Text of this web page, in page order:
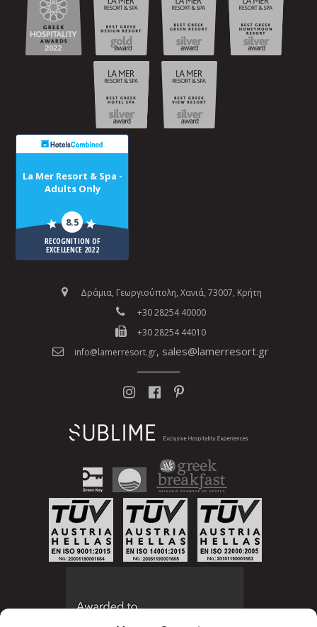
La Mer Resort & Spa -
Adults Only
8.5
RECOGNITION OF
EXCELLENCE 2022
Δράμια, Γεωργιούπολη, Χανιά, 73007, Κρήτη
+30 28254 40000
+30 28254 44010
info@lamerresort.gr, sales@lamerresort.gr